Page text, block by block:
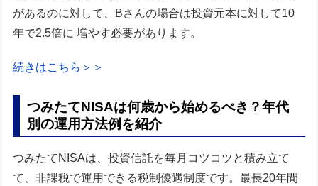
があるのに対して、Bさんの場合は投資元本に対して10
年で2.5倍に 増やす必要があります。
続きはこちら＞＞
つみたてNISAは何歳から始めるべき？年代
別の運用方法例を紹介
つみたてNISAは、投資信託を毎月コツコツと積み立て
て、非課税で運用できる税制優遇制度です。最長20年間